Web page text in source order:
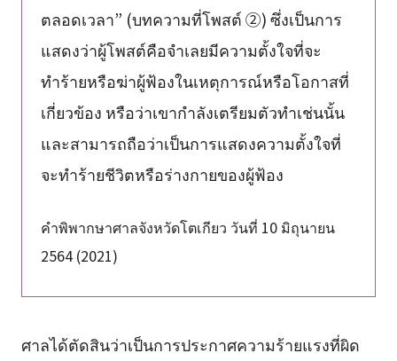
ตลอดเวลา” (บทความที่โพสต์ ②) ซึ่งเป็นการ
แสดงว่าผู้โพสต์คือจำเลยมีความตั้งใจที่จะ
ทำร้ายหรือฆ่าผู้ฟ้องในเหตุการณ์หรือโอกาสที่
เกี่ยวข้อง หรือว่าเขากำลังเตรียมตัวทำเช่นนั้น
และสามารถถือว่าเป็นการแสดงความตั้งใจที่
จะทำร้ายชีวิตหรือร่างกายของผู้ฟ้อง
คำพิพากษาศาลจังหวัดโตเกียว วันที่ 10 มิถุนายน
2564 (2021)
ศาลได้ตัดสินว่าเป็นการประกาศความร้ายแรงที่ผิด